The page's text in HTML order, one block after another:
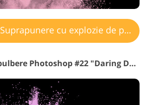
Suprapunere cu explozie de pulbere
Suprapunere cu pulbere Photoshop #22 "Daring Decisions"